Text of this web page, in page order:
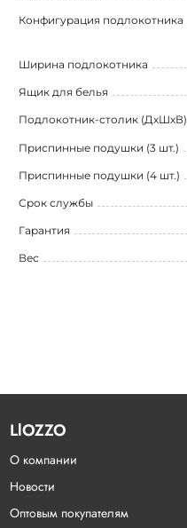
Конфигурация подлокотника
Ширина подлокотника
Ящик для белья
Подлокотник-столик (ДхШхВ)
Приспинные подушки (3 шт.)
Приспинные подушки (4 шт.)
Срок службы
Гарантия
Вес
LlOZZO
О компании
Новости
Оптовым покупателям